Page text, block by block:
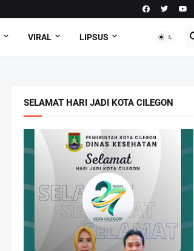
VIRAL LIPSUS
SELAMAT HARI JADI KOTA CILEGON